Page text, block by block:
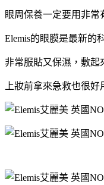
眼周保養一定要用非常
Elemis的眼膜是最新的
非常服貼又保濕，敷起
上妝前拿來急救也很